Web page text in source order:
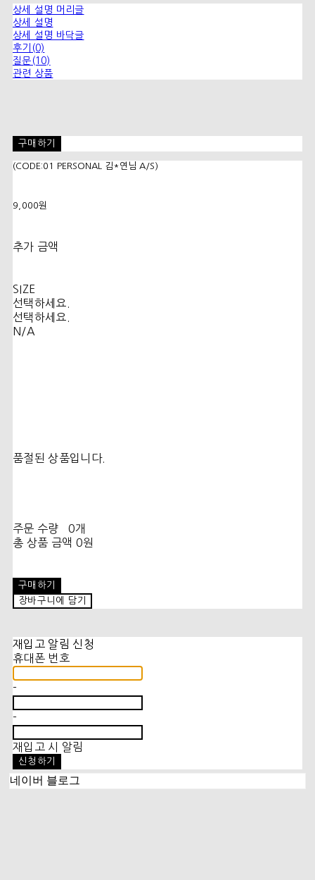
상세 설명 머리글
상세 설명
상세 설명 바닥글
후기(0)
질문(10)
관련 상품
구매하기
(CODE:01 PERSONAL 김*연님 A/S)
9,000원
추가 금액
SIZE
선택하세요.
선택하세요.
N/A
품절된 상품입니다.
주문 수량
0개
총 상품 금액 0원
구매하기
장바구니에 담기
재입고 알림 신청
휴대폰 번호
-
-
재입고 시 알림
신청하기
네이버 블로그